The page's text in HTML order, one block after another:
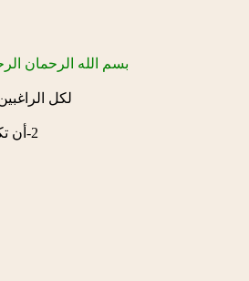
بسم الله الرحمان
لكل
2-أن تكون المدونة لا تحتوي على مواد محرمة من